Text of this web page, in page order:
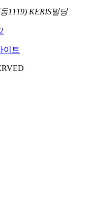
1119) KERIS빌딩